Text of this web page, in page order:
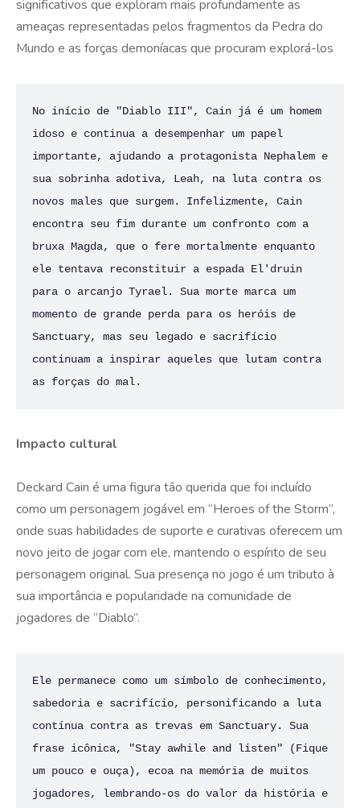
significativos que exploram mais profundamente as
ameaças representadas pelos fragmentos da Pedra do
Mundo e as forças demoníacas que procuram explorá-los
No início de "Diablo III", Cain já é um homem
idoso e continua a desempenhar um papel
importante, ajudando a protagonista Nephalem e
sua sobrinha adotiva, Leah, na luta contra os
novos males que surgem. Infelizmente, Cain
encontra seu fim durante um confronto com a
bruxa Magda, que o fere mortalmente enquanto
ele tentava reconstituir a espada El'druin
para o arcanjo Tyrael. Sua morte marca um
momento de grande perda para os heróis de
Sanctuary, mas seu legado e sacrifício
continuam a inspirar aqueles que lutam contra
as forças do mal​.
Impacto cultural
Deckard Cain é uma figura tão querida que foi incluído
como um personagem jogável em “Heroes of the Storm”,
onde suas habilidades de suporte e curativas oferecem um
novo jeito de jogar com ele, mantendo o espírito de seu
personagem original. Sua presença no jogo é um tributo à
sua importância e popularidade na comunidade de
jogadores de “Diablo”.
Ele permanece como um símbolo de conhecimento,
sabedoria e sacrifício, personificando a luta
contínua contra as trevas em Sanctuary. Sua
frase icônica, "Stay awhile and listen" (Fique
um pouco e ouça), ecoa na memória de muitos
jogadores, lembrando-os do valor da história e